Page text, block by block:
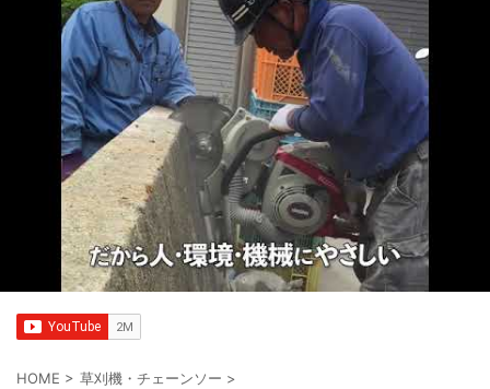
HOME > 草刈機・チェーンソー >